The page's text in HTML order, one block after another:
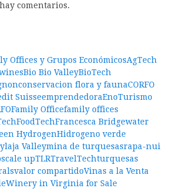
comentarios.
Offices y Grupos EconómicosAgTech
Bio Bio ValleyBioTech
conservacion flora y faunaCORFO
SuisseemprendedoraEnoTurismo
Family Officefamily offices
FoodTechFrancesca Bridgewater
HydrogenHidrogeno verde
laja Valleymina de turquesasrapa-nui
scale upTLRTravelTechturquesas
valor compartidoVinas a la Venta
Winery in Virginia for Sale